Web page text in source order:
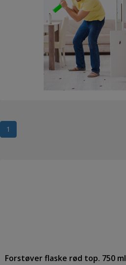
1
Forstøver flaske rød top. 750 ml